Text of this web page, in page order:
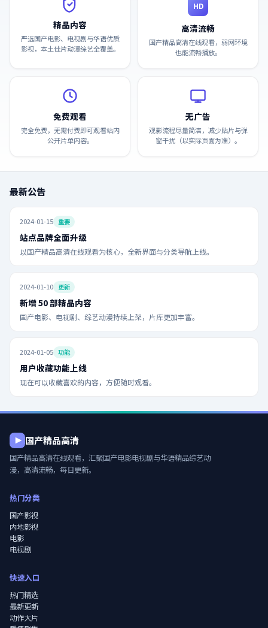
精品内容
严选国产电影、电视剧与华语优质
影视，本土佳片动漫综艺全覆盖。
HD
高清流畅
国产精品高清在线观看，弱网环境
也能流畅播放。
免费观看
完全免费，无需付费即可观看站内
公开片单内容。
无广告
观影流程尽量简洁，减少贴片与弹
窗干扰（以实际页面为准）。
最新公告
2024-01-15 重要
站点品牌全面升级
以国产精品高清在线观看为核心，全新界面与分类导航上线。
2024-01-10 更新
新增 50 部精品内容
国产电影、电视剧、综艺动漫持续上架，片库更加丰富。
2024-01-05 功能
用户收藏功能上线
现在可以收藏喜欢的内容，方便随时观看。
国产精品高清
国产精品高清在线观看，汇聚国产电影电视剧与华语精品综艺动
漫，高清流畅，每日更新。
热门分类
国产影视
内地影视
电影
电视剧
快速入口
热门精选
最新更新
动作大片